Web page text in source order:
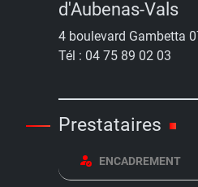
d'Aubenas-Vals
4 boulevard Gambetta
Tél : 04 75 89 02 03
Prestataires
ENCADREMENT